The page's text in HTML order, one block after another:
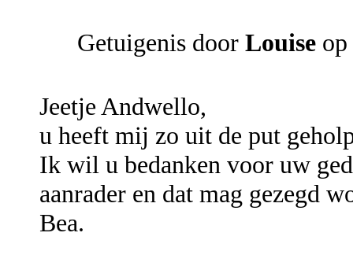
Getuigenis door Louise
Jeetje Andwello,
u heeft mij zo uit de put
Ik wil u bedanken voor uw
aanrader en dat mag gezegd
Bea.